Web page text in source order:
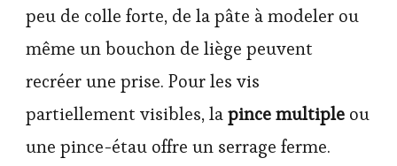
peu de colle forte, de la pâte à modeler ou
même un bouchon de liège peuvent
recréer une prise. Pour les vis
partiellement visibles, lapince multiple ou
une pince-étau offre un serrage ferme.